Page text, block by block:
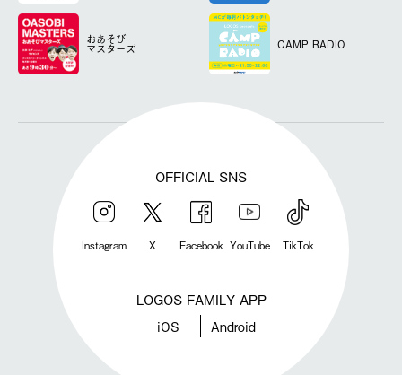
おあそび
マスターズ CAMP RADIO
OFFICIAL SNS
Instagram X Facebook YouTube TikTok
LOGOS FAMILY APP
iOS Android